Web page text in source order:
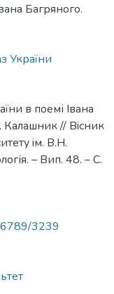
Багряного.
України
в поемі Івана
Калашник // Вiсник
iм. В.Н.
– Вип. 48. – С.
3239